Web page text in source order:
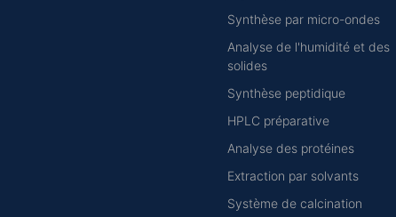
Synthèse par micro-ondes
Analyse de l'humidité et des
solides
Synthèse peptidique
HPLC préparative
Analyse des protéines
Extraction par solvants
Système de calcination